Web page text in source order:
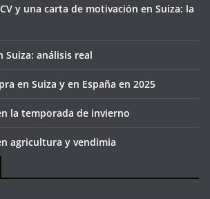
y una carta de motivación en Suiza: la
Suiza: análisis real
en Suiza y en España en 2025
la temporada de invierno
agricultura y vendimia